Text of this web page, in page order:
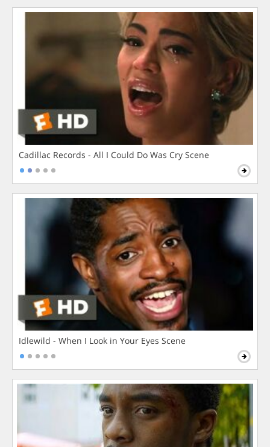
Cadillac Records - All I Could Do Was Cry Scene
Idlewild - When I Look in Your Eyes Scene